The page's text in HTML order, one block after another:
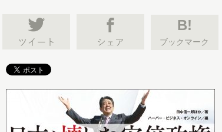
B!
ブックマーク